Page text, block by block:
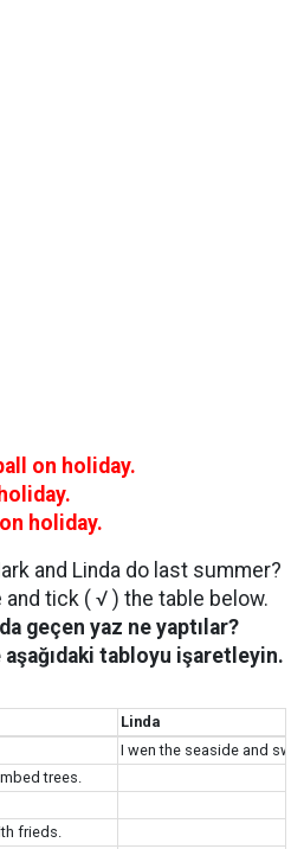
on holiday.
holiday.
and Linda do last summer?
tick ( √ ) the table below.
geçen yaz ne yaptılar?
aşağıdaki tabloyu işaretleyin.
Linda
I wen the seaside and
trees.
frieds.